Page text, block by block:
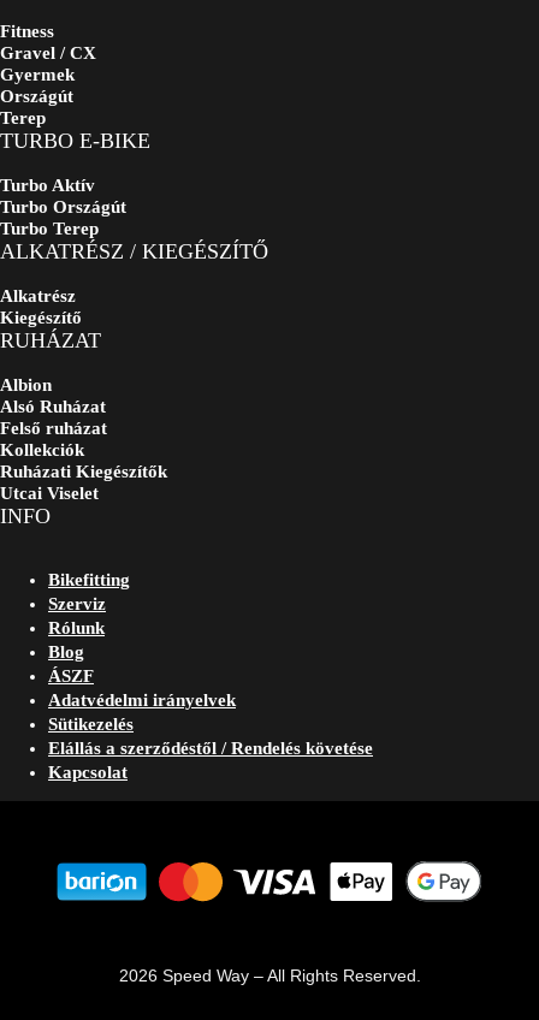
Fitness
Gravel / CX
Gyermek
Országút
Terep
TURBO E-BIKE
Turbo Aktív
Turbo Országút
Turbo Terep
ALKATRÉSZ / KIEGÉSZÍTŐ
Alkatrész
Kiegészítő
RUHÁZAT
Albion
Alsó Ruházat
Felső ruházat
Kollekciók
Ruházati Kiegészítők
Utcai Viselet
INFO
Bikefitting
Szerviz
Rólunk
Blog
ÁSZF
Adatvédelmi irányelvek
Sütikezelés
Elállás a szerződéstől / Rendelés követése
Kapcsolat
2026 Speed Way – All Rights Reserved.